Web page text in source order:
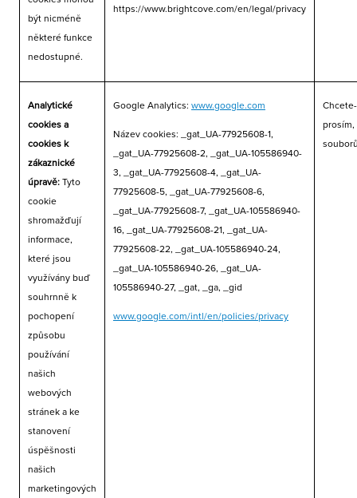
být nicméně
některé funkce
nedostupné.
https://www.brightcove.com/en/legal/privacy
Analytické
cookies a
cookies k
zákaznické
úpravě: Tyto
cookie
shromažďují
informace,
které jsou
využívány buď
souhrnně k
pochopení
způsobu
používání
našich
webových
stránek a ke
stanovení
úspěšnosti
našich
marketingových
Google Analytics: www.google.com
Název cookies: _gat_UA-77925608-1,
_gat_UA-77925608-2, _gat_UA-105586940-
3, _gat_UA-77925608-4, _gat_UA-
77925608-5, _gat_UA-77925608-6,
_gat_UA-77925608-7, _gat_UA-105586940-
16, _gat_UA-77925608-21, _gat_UA-
77925608-22, _gat_UA-105586940-24,
_gat_UA-105586940-26, _gat_UA-
105586940-27, _gat, _ga, _gid
www.google.com/intl/en/policies/privacy
prosím,